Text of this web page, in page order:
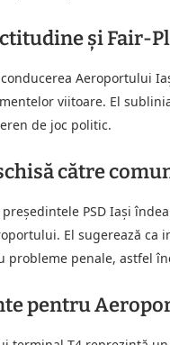
și Fair-
Aeroportului
viitoare. El
de joc politic.
către
PSD Iași
El sugerează
probleme penale, astfel
pentru